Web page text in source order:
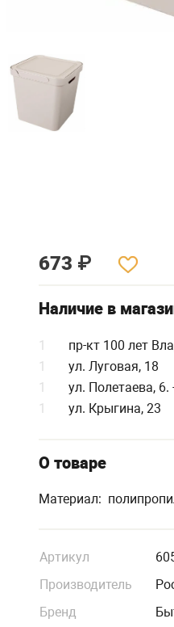
673 ₽
Наличие в
1
пр-кт 100 лет
1
ул. Луговая, 18
1
ул. Полетаева,
1
ул. Крыгина, 23
О товаре
Материал:
Артикул
Производитель
Бренд